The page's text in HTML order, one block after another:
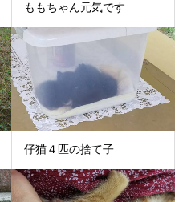
ももちゃん元気です
仔猫４匹の捨て子